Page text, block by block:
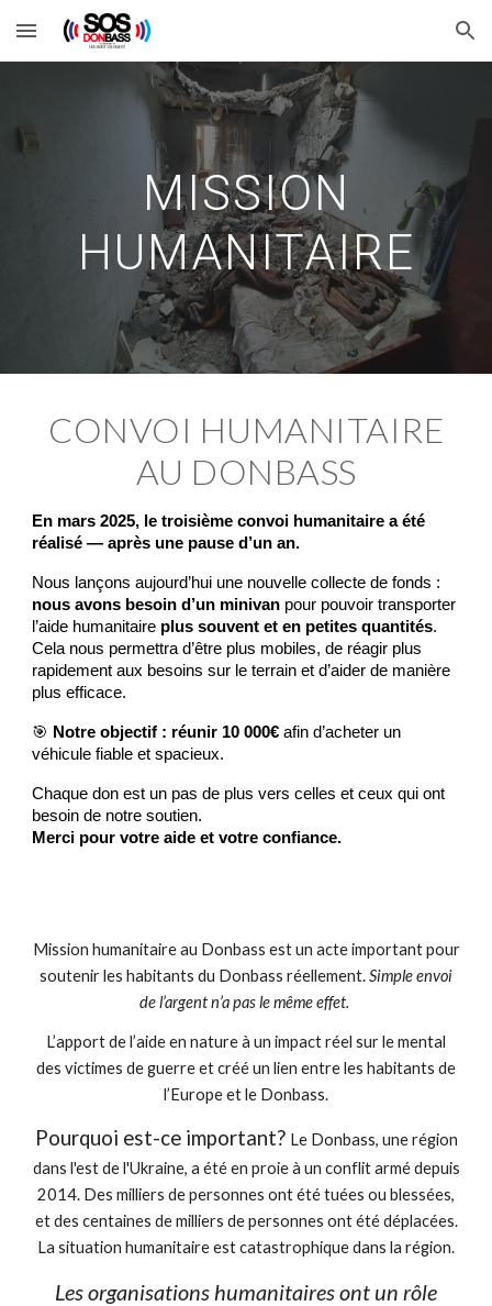
Skip to main content Skip to navigation
MISSION
HUMANITAIRE
CONVOI HUMANITAIRE
AU DONBASS
En mars 2025, le troisième convoi humanitaire a été
réalisé — après une pause d’un an.
Nous lançons aujourd’hui une nouvelle collecte de fonds :
nous avons besoin d’un minivan pour pouvoir transporter
l’aide humanitaire plus souvent et en petites quantités.
Cela nous permettra d’être plus mobiles, de réagir plus
rapidement aux besoins sur le terrain et d’aider de manière
plus efficace.
🎯 Notre objectif : réunir 10 000€ afin d’acheter un
véhicule fiable et spacieux.
Chaque don est un pas de plus vers celles et ceux qui ont
besoin de notre soutien.
Merci pour votre aide et votre confiance.
Mission humanitaire au Donbass est un acte important pour
soutenir les habitants du Donbass réellement.Simple envoi
de l’argent n’a pas le même effet.
L’apport de l’aide en nature à un impact réel sur le mental
des victimes de guerre et créé un lien entre les habitants de
l’Europe et le Donbass.
Pourquoi est-ce important? Le Donbass, une région
dans l'est de l'Ukraine, a été en proie à un conflit armé depuis
2014. Des milliers de personnes ont été tuées ou blessées,
et des centaines de milliers de personnes ont été déplacées.
La situation humanitaire est catastrophique dans la région.
Les organisations humanitaires ont un rôle